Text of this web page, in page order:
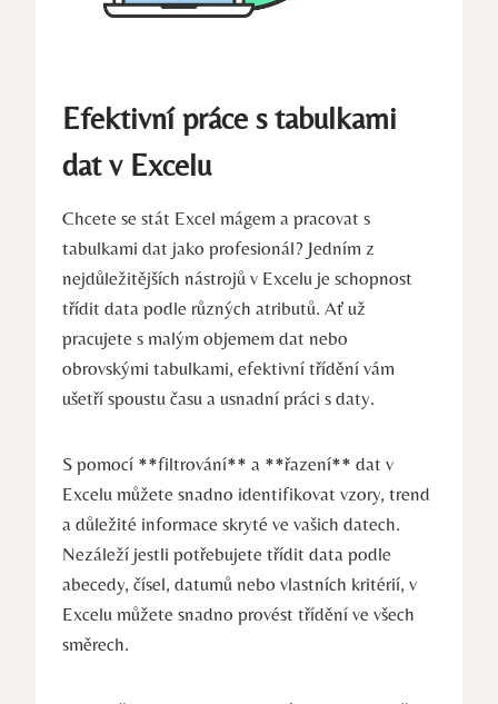
Efektivní práce s tabulkami
dat v Excelu
Chcete se stát Excel mágem a pracovat s
tabulkami dat jako profesionál? Jedním z
nejdůležitějších nástrojů v Excelu je schopnost
třídit data podle různých atributů. Ať už
pracujete s malým objemem dat nebo
obrovskými tabulkami, efektivní třídění vám
ušetří spoustu času a usnadní práci s daty.
S pomocí **filtrování** a **řazení** dat v
Excelu můžete snadno identifikovat vzory, trend
a důležité informace skryté ve vašich datech.
Nezáleží jestli potřebujete třídit data podle
abecedy, čísel, datumů nebo vlastních kritérií, v
Excelu můžete snadno provést třídění ve všech
směrech.